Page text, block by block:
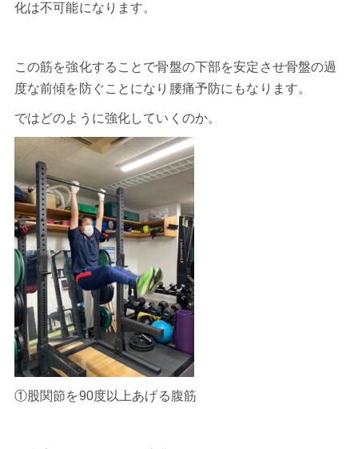
化は不可能になります。
この筋を強化することで骨盤の下部を安定させ骨盤の過
度な前傾を防ぐことになり腰痛予防にもなります。
ではどのように強化していくのか。
①股関節を90度以上あげる腹筋